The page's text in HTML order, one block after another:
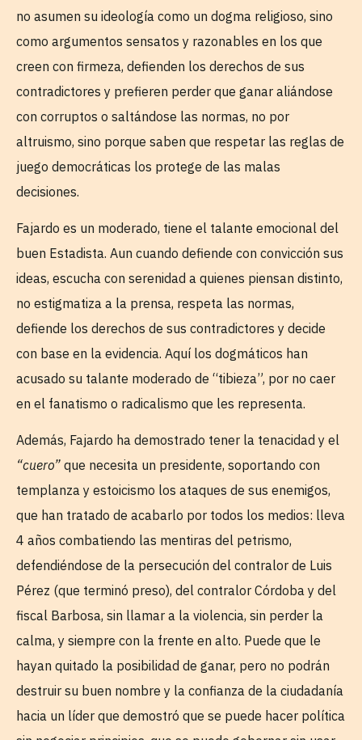
no asumen su ideología como un dogma religioso, sino
como argumentos sensatos y razonables en los que
creen con firmeza, defienden los derechos de sus
contradictores y prefieren perder que ganar aliándose
con corruptos o saltándose las normas, no por
altruismo, sino porque saben que respetar las reglas de
juego democráticas los protege de las malas
decisiones.
Fajardo es un moderado, tiene el talante emocional del
buen Estadista. Aun cuando defiende con convicción sus
ideas, escucha con serenidad a quienes piensan distinto,
no estigmatiza a la prensa, respeta las normas,
defiende los derechos de sus contradictores y decide
con base en la evidencia. Aquí los dogmáticos han
acusado su talante moderado de “tibieza”, por no caer
en el fanatismo o radicalismo que les representa.
Además, Fajardo ha demostrado tener la tenacidad y el
“cuero” que necesita un presidente, soportando con
templanza y estoicismo los ataques de sus enemigos,
que han tratado de acabarlo por todos los medios: lleva
4 años combatiendo las mentiras del petrismo,
defendiéndose de la persecución del contralor de Luis
Pérez (que terminó preso), del contralor Córdoba y del
fiscal Barbosa, sin llamar a la violencia, sin perder la
calma, y siempre con la frente en alto. Puede que le
hayan quitado la posibilidad de ganar, pero no podrán
destruir su buen nombre y la confianza de la ciudadanía
hacia un líder que demostró que se puede hacer política